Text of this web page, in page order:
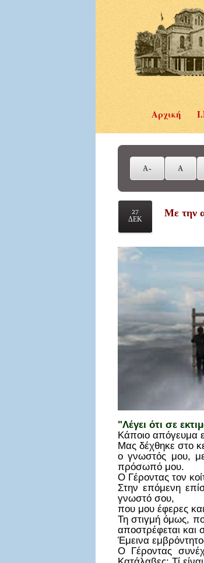
Αρχική
27
ΔΕΚ
Με την
"Λέγει ότι σε
Κάποιο απόγευμα
Μας δέχθηκε στο
ο γνωστός μου,
πρόσωπό μου.
Ο Γέροντας τον
Στην επόμενη
γνωστό σου,
που μου έφερες
Τη στιγμή όμως,
αποστρέφεται και
Έμεινα
Ο Γέροντας